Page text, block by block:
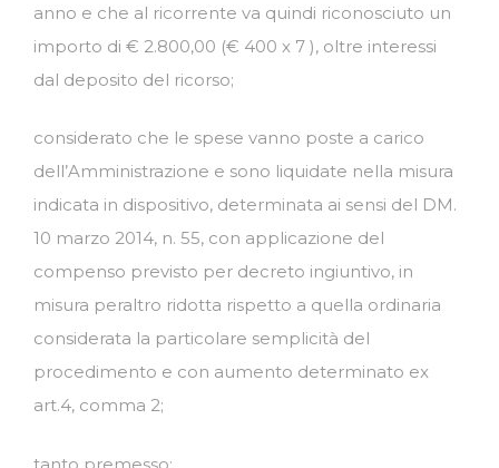
anno e che al ricorrente va quindi riconosciuto un
importo di € 2.800,00 (€ 400 x 7 ), oltre interessi
dal deposito del ricorso;
considerato che le spese vanno poste a carico
dell’Amministrazione e sono liquidate nella misura
indicata in dispositivo, determinata ai sensi del DM.
10 marzo 2014, n. 55, con applicazione del
compenso previsto per decreto ingiuntivo, in
misura peraltro ridotta rispetto a quella ordinaria
considerata la particolare semplicità del
procedimento e con aumento determinato ex
art.4, comma 2;
tanto premesso;